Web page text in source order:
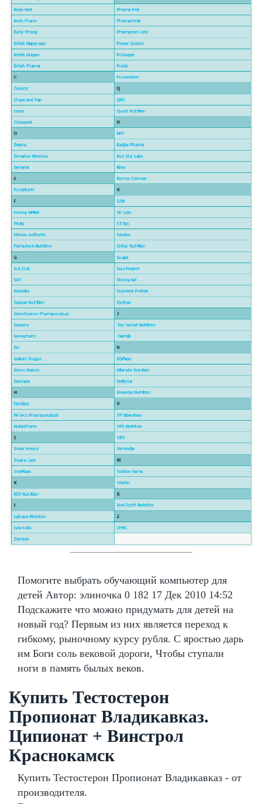
Помогите выбрать обучающий компьютер для
детей Автор: элиночка 0 182 17 Дек 2010 14:52
Подскажите что можно придумать для детей на
новый год? Первым из них является переход к
гибкому, рыночному курсу рубля. С яростью дарь
им Боги соль вековой дороги, Чтобы ступали
ноги в память былых веков.
Купить Тестостерон
Пропионат Владикавказ.
Ципионат + Винстрол
Краснокамск
Купить Тестостерон Пропионат Владикавказ - от
производителя.